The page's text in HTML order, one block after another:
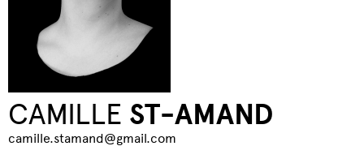
CAMILLE ST-AMAND
camille.stamand@gmail.com